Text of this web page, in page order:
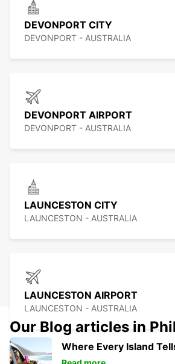
DEVONPORT CITY
DEVONPORT - AUSTRALIA
DEVONPORT AIRPORT
DEVONPORT - AUSTRALIA
LAUNCESTON CITY
LAUNCESTON - AUSTRALIA
LAUNCESTON AIRPORT
LAUNCESTON - AUSTRALIA
Our Blog articles in
Where Every Island